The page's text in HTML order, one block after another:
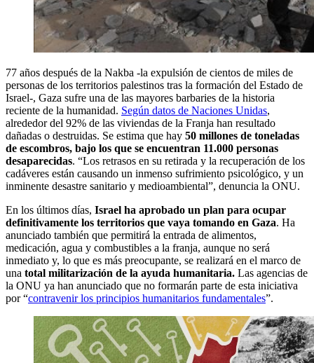
77 años después de la Nakba -la expulsión de cientos de miles de
personas de los territorios palestinos tras la formación del Estado de
Israel-, Gaza sufre una de las mayores barbaries de la historia
reciente de la humanidad. Según datos de Naciones Unidas,
alrededor del 92% de las viviendas de la Franja han resultado
dañadas o destruidas. Se estima que hay 50 millones de toneladas
de escombros, bajo los que se encuentran 11.000 personas
desaparecidas. “Los retrasos en su retirada y la recuperación de los
cadáveres están causando un inmenso sufrimiento psicológico, y un
inminente desastre sanitario y medioambiental”, denuncia la ONU.
En los últimos días, Israel ha aprobado un plan para ocupar
definitivamente los territorios que vaya tomando en Gaza. Ha
anunciado también que permitirá la entrada de alimentos,
medicación, agua y combustibles a la franja, aunque no será
inmediato y, lo que es más preocupante, se realizará en el marco de
una total militarización de la ayuda humanitaria. Las agencias de
la ONU ya han anunciado que no formarán parte de esta iniciativa
por “contravenir los principios humanitarios fundamentales”.